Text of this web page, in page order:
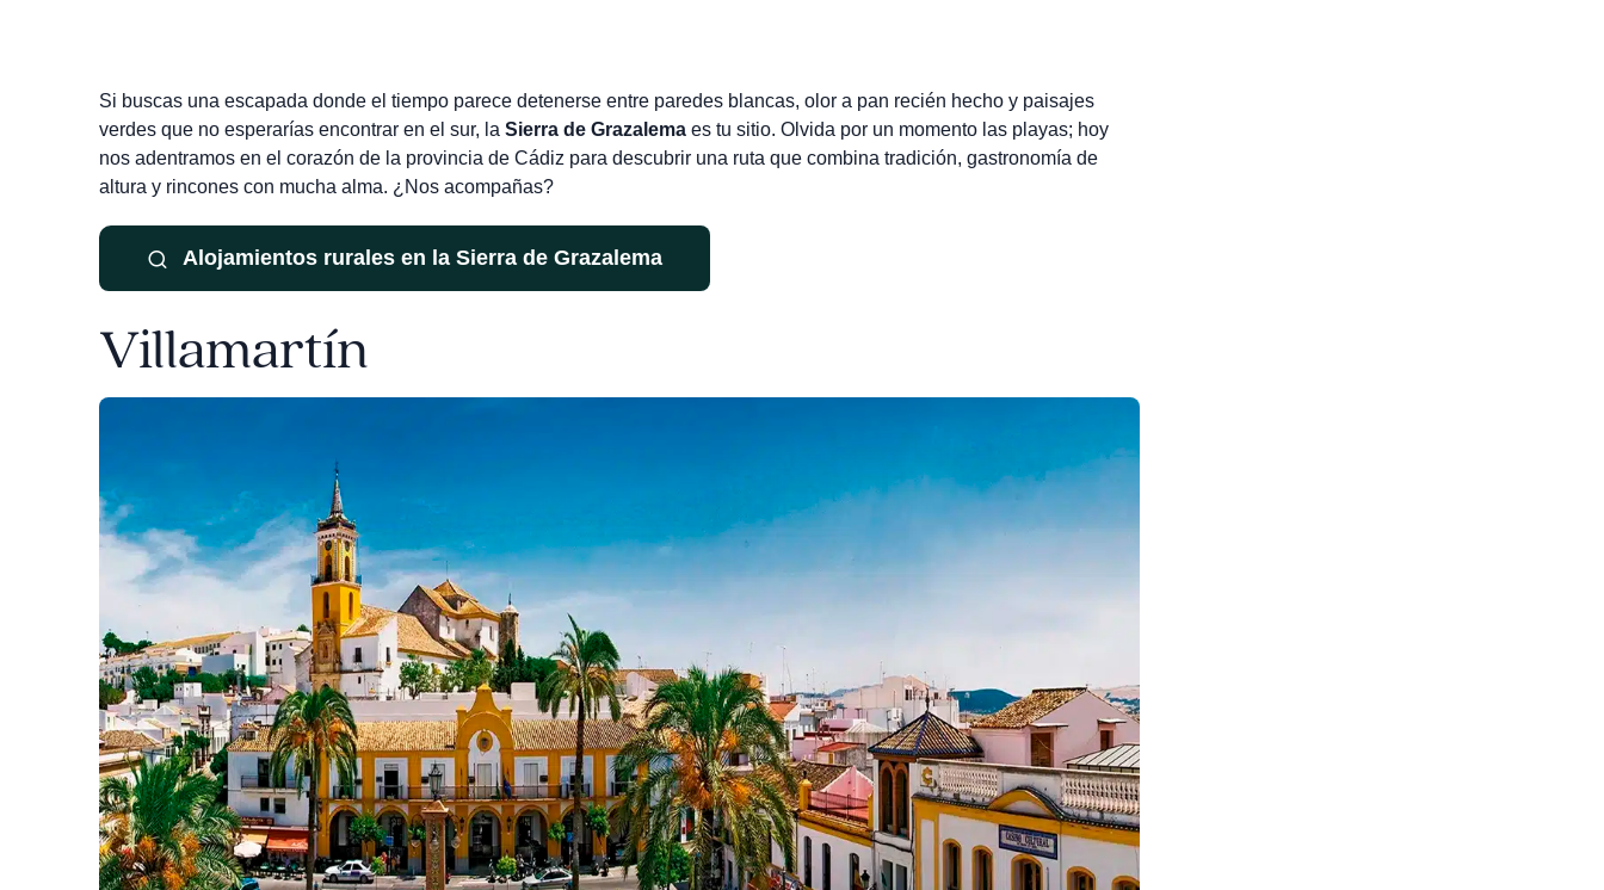
Si buscas una escapada donde el tiempo parece detenerse entre paredes blancas, olor a pan recién hecho y paisajes
verdes que no esperarías encontrar en el sur, la Sierra de Grazalemaes tu sitio. Olvida por un momento las playas; hoy
nos adentramos en el corazón de la provincia de Cádiz para descubrir una ruta que combina tradición, gastronomía de
altura y rincones con mucha alma. ¿Nos acompañas?
Alojamientos rurales en la Sierra de Grazalema
Villamartín